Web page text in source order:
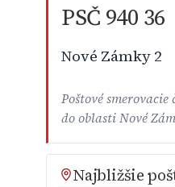
PSČ 940 36
Nové Zámky 2
Poštové smerovacie
do oblasti Nové
Najbližšie